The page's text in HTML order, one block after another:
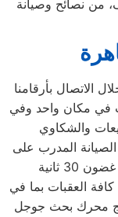
من نصائح وصيانة
الاتصال بأرقامنا
في مكان واحد وفي
المدرب على
ثانية
العقبات بما في
محرك بحث جوجل